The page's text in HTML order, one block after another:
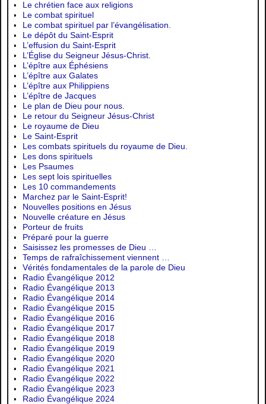
Le chrétien face aux religions
Le combat spirituel
Le combat spirituel par l’évangélisation.
Le dépôt du Saint-Esprit
L’effusion du Saint-Esprit
L’Église du Seigneur Jésus-Christ.
L’épître aux Éphésiens
L’épître aux Galates
L’épître aux Philippiens
L’épître de Jacques
Le plan de Dieu pour nous.
Le retour du Seigneur Jésus-Christ
Le royaume de Dieu
Le Saint-Esprit
Les combats spirituels du royaume de Dieu.
Les dons spirituels
Les Psaumes
Les sept lois spirituelles
Les 10 commandements
Marchez par le Saint-Esprit!
Nouvelles positions en Jésus
Nouvelle créature en Jésus
Porteur de fruits
Préparé pour la guerre
Saisissez les promesses de Dieu …
Temps de rafraîchissement viennent …
Vérités fondamentales de la parole de Dieu
Radio Évangélique 2012
Radio Évangélique 2013
Radio Évangélique 2014
Radio Évangélique 2015
Radio Évangélique 2016
Radio Évangélique 2017
Radio Évangélique 2018
Radio Évangélique 2019
Radio Évangélique 2020
Radio Évangélique 2021
Radio Évangélique 2022
Radio Évangélique 2023
Radio Évangélique 2024